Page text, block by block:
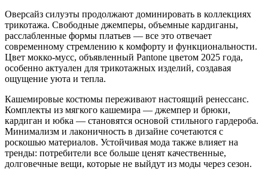
Оверсайз силуэты продолжают доминировать в коллекциях
трикотажа. Свободные джемперы, объемные кардиганы,
расслабленные формы платьев — все это отвечает
современному стремлению к комфорту и функциональности.
Цвет мокко-мусс, объявленный Pantone цветом 2025 года,
особенно актуален для трикотажных изделий, создавая
ощущение уюта и тепла.
Кашемировые костюмы переживают настоящий ренессанс.
Комплекты из мягкого кашемира — джемпер и брюки,
кардиган и юбка — становятся основой стильного гардероба.
Минимализм и лаконичность в дизайне сочетаются с
роскошью материалов. Устойчивая мода также влияет на
тренды: потребители все больше ценят качественные,
долговечные вещи, которые не выйдут из моды через сезон.